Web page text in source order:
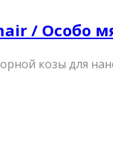
/ Особо
козы для